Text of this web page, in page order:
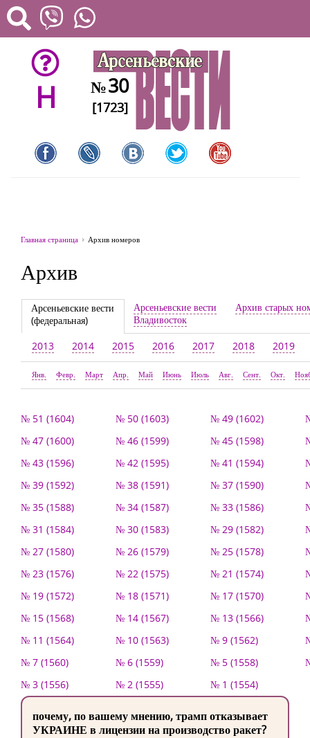
H №30
[1723]
Главная страница Архив номеров
Архив
Арсеньевские вести
(федеральная)
Арсеньевские вести
Владивосток
Архив старых
2013 2014 2015 2016 2017 2018 2019
Янв. Февр. Март Апр. Май Июнь Июль Авг. Сент. Окт.
№ 51 (1604) № 50 (1603) № 49 (1602)
№ 47 (1600)
№ 46 (1599) № 45 (1598)
№ 43 (1596)
№ 42 (1595) № 41 (1594)
№ 39 (1592)
№ 38 (1591) № 37 (1590)
№ 35 (1588)
№ 34 (1587) № 33 (1586)
№ 31 (1584)
№ 30 (1583) № 29 (1582)
№ 27 (1580)
№ 26 (1579) № 25 (1578)
№ 23 (1576)
№ 22 (1575) № 21 (1574)
№ 19 (1572)
№ 18 (1571) № 17 (1570)
№ 15 (1568)
№ 14 (1567) № 13 (1566)
№ 11 (1564)
№ 10 (1563) № 9 (1562)
№ 7 (1560)
№ 6 (1559) № 5 (1558)
№ 3 (1556)
№ 2 (1555) № 1 (1554)
почему, по вашему мнению, трамп отказывает
УКРАИНЕ в лицензии на производство ракет?